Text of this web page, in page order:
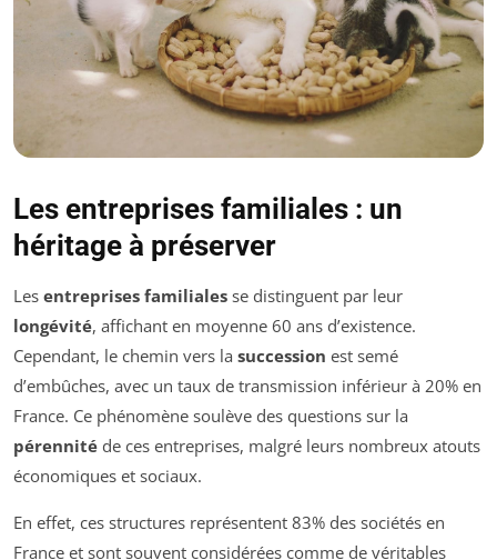
Les entreprises familiales : un
héritage à préserver
Les entreprises familiales se distinguent par leur
longévité, affichant en moyenne 60 ans d’existence.
Cependant, le chemin vers la succession est semé
d’embûches, avec un taux de transmission inférieur à 20% en
France. Ce phénomène soulève des questions sur la
pérennité de ces entreprises, malgré leurs nombreux atouts
économiques et sociaux.
En effet, ces structures représentent 83% des sociétés en
France et sont souvent considérées comme de véritables